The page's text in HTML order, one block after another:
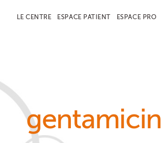
LE CENTRE ESPACE PATIENT ESPACE PRO
gentamicin